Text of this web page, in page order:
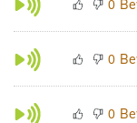
0
0
0